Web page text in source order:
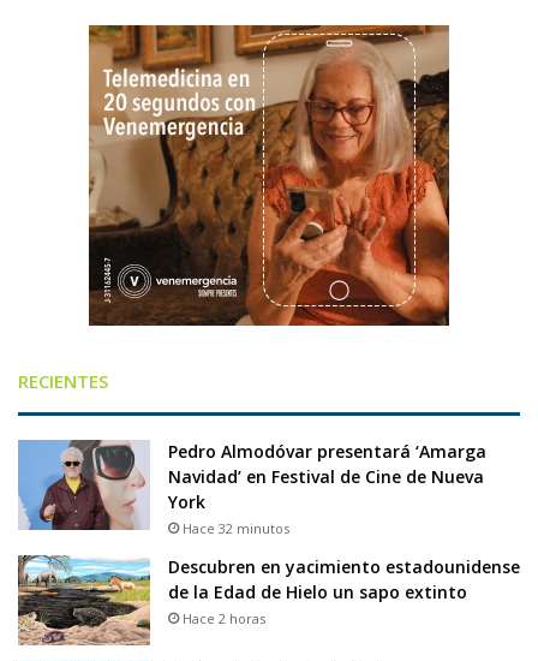
RECIENTES
Pedro Almodóvar presentará ‘Amarga
Navidad’ en Festival de Cine de Nueva
York
Hace 32 minutos
Descubren en yacimiento estadounidense
de la Edad de Hielo un sapo extinto
Hace 2 horas